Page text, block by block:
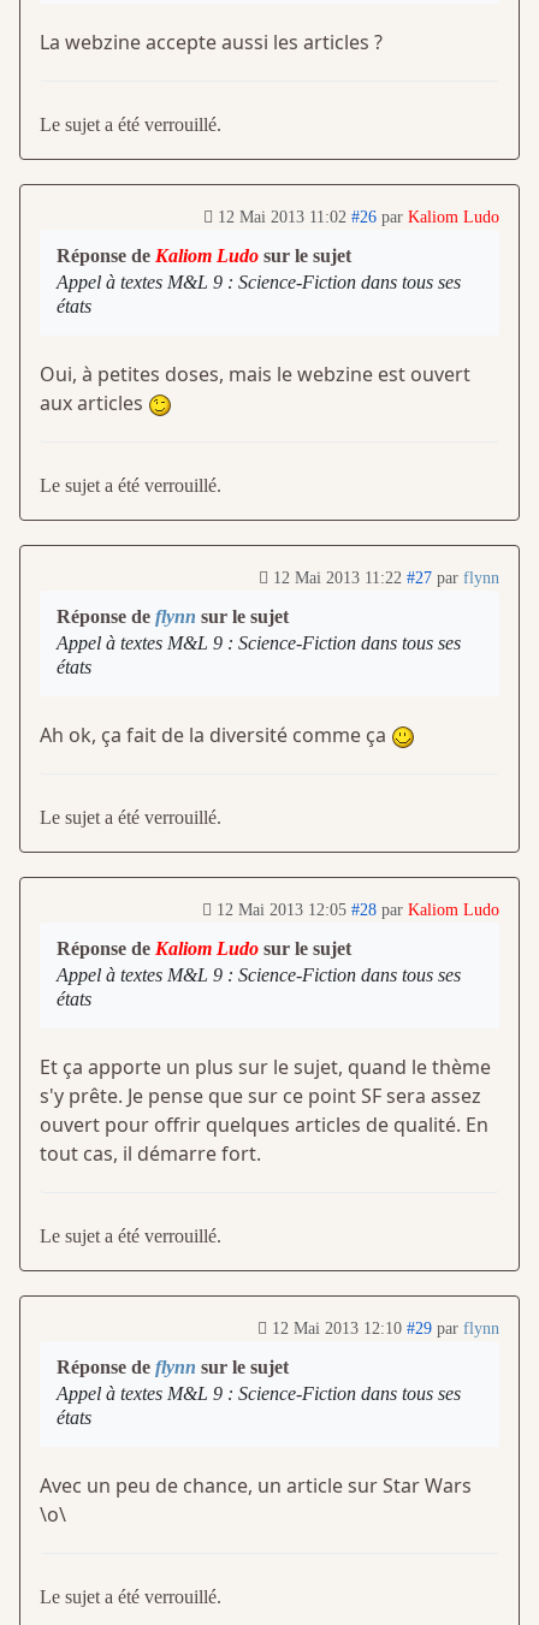
La webzine accepte aussi les articles ?
Le sujet a été verrouillé.
12 Mai 2013 11:02 #26 par Kaliom Ludo
Réponse de Kaliom Ludo sur le sujet
Appel à textes M&L 9 : Science-Fiction dans tous ses
états
Oui, à petites doses, mais le webzine est ouvert
aux articles
Le sujet a été verrouillé.
12 Mai 2013 11:22 #27 par flynn
Réponse de flynn sur le sujet
Appel à textes M&L 9 : Science-Fiction dans tous ses
états
Ah ok, ça fait de la diversité comme ça
Le sujet a été verrouillé.
12 Mai 2013 12:05 #28 par Kaliom Ludo
Réponse de Kaliom Ludo sur le sujet
Appel à textes M&L 9 : Science-Fiction dans tous ses
états
Et ça apporte un plus sur le sujet, quand le thème
s'y prête. Je pense que sur ce point SF sera assez
ouvert pour offrir quelques articles de qualité. En
tout cas, il démarre fort.
Le sujet a été verrouillé.
12 Mai 2013 12:10 #29 par flynn
Réponse de flynn sur le sujet
Appel à textes M&L 9 : Science-Fiction dans tous ses
états
Avec un peu de chance, un article sur Star Wars
\o\
Le sujet a été verrouillé.